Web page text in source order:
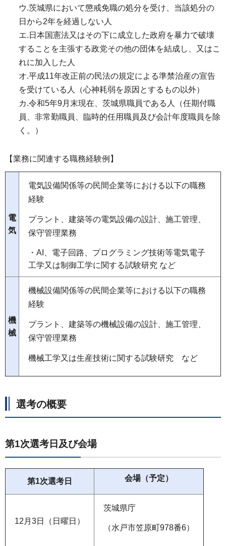
ウ.茨城県において懲戒免職の処分を受け、当該処分の
日から2年を経過しない人
エ.日本国憲法又はその下に成立した政府を暴力で破壊
することを主張する政党その他の団体を結成し、又はこ
れに加入した人
オ.平成11年改正前の民法の規定による準禁治産の宣告
を受けている人（心神耗弱を原因とするもの以外）
カ.令和5年9月末現在、茨城県職員である人（任期付職
員、非常勤職員、臨時的任用職員及び会計年度職員を除
く。）
【業務に関連する職務経験例】
電
気
電気設備関係等の民間企業等における以下の職務
経験
プラント、建築等の電気設備の設計、施工管理、
保守管理業務
・AI、電子回路、プログラミング技術等電気電子
工学又は制御工学に関する試験研究 など
機
械
機械設備関係等の民間企業等における以下の職務
経験
プラント、建築等の機械設備の設計、施工管理、
保守管理業務
機械工学又は生産技術に関する試験研究 など
選考の概要
第1次選考日及び会場
第1次選考日 会場（予定）
12月3日（日曜日）
茨城県庁
（水戸市笠原町978番6）